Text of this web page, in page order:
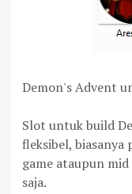
Demon's Advent
Slot untuk build
fleksibel,
game ataupun
saja.